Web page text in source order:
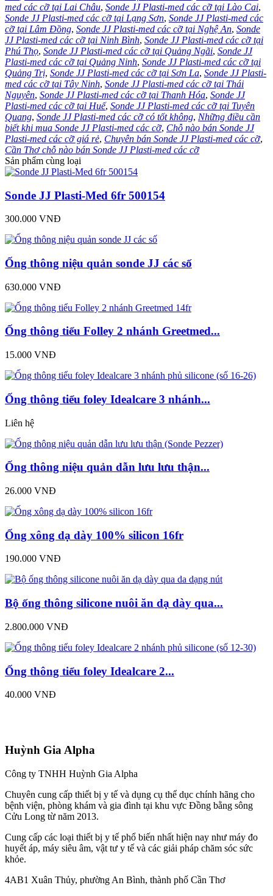
med các cỡ tại Lai Châu, Sonde JJ Plasti-med các cỡ tại Lào Cai,
Sonde JJ Plasti-med các cỡ tại Lạng Sơn, Sonde JJ Plasti-med các
cỡ tại Lâm Đồng, Sonde JJ Plasti-med các cỡ tại Nghệ An, Sonde
JJ Plasti-med các cỡ tại Ninh Bình, Sonde JJ Plasti-med các cỡ tại
Phú Thọ, Sonde JJ Plasti-med các cỡ tại Quảng Ngãi, Sonde JJ
Plasti-med các cỡ tại Quảng Ninh, Sonde JJ Plasti-med các cỡ tại
Quảng Trị, Sonde JJ Plasti-med các cỡ tại Sơn La, Sonde JJ Plasti-
med các cỡ tại Tây Ninh, Sonde JJ Plasti-med các cỡ tại Thái
Nguyên, Sonde JJ Plasti-med các cỡ tại Thanh Hóa, Sonde JJ
Plasti-med các cỡ tại Huế, Sonde JJ Plasti-med các cỡ tại Tuyên
Quang, Sonde JJ Plasti-med các cỡ có tốt không, Những điều cần
biết khi mua Sonde JJ Plasti-med các cỡ, Chỗ nào bán Sonde JJ
Plasti-med các cỡ giá rẻ, Chuyên bán Sonde JJ Plasti-med các cỡ,
Cần Thơ chỗ nào bán Sonde JJ Plasti-med các cỡ
Sản phẩm cùng loại
Sonde JJ Plasti-Med 6fr 500154
300.000 VNĐ
Ống thông niệu quản sonde JJ các số
630.000 VNĐ
Ống thông tiểu Folley 2 nhánh Greetmed...
15.000 VNĐ
Ống thông tiểu foley Idealcare 3 nhánh...
Liên hệ
Ống thông niệu quản dẫn lưu lưu thận...
26.000 VNĐ
Ống xông dạ dày 100% silicon 16fr
190.000 VNĐ
Bộ ống thông silicone nuôi ăn dạ dày qua...
2.800.000 VNĐ
Ống thông tiểu foley Idealcare 2...
40.000 VNĐ
Huỳnh Gia Alpha
Công ty TNHH Huỳnh Gia Alpha
Chuyên cung cấp thiết bị y tế và dụng cụ thể dục chính hãng cho
bệnh viện, phòng khám và gia đình tại khu vực Đồng bằng sông
Cửu Long từ năm 2013.
Cung cấp các loại thiết bị y tế phổ biến nhất hiện nay như máy đo
huyết áp, máy siêu âm, vật tư y tế và các giải pháp chăm sóc sức
khỏe.
4AB1 Xuân Thủy, phường An Bình, thành phố Cần Thơ